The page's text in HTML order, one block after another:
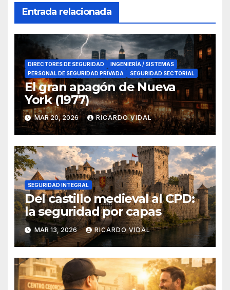
Entrada relacionada
DIRECTORES DE SEGURIDAD
INGENIERÍA / SISTEMAS
PERSONAL DE SEGURIDAD PRIVADA
SEGURIDAD SECTORIAL
El gran apagón de Nueva
York (1977)
MAR 20, 2026 RICARDO VIDAL
SEGURIDAD INTEGRAL
Del castillo medieval al CPD:
la seguridad por capas
MAR 13, 2026 RICARDO VIDAL